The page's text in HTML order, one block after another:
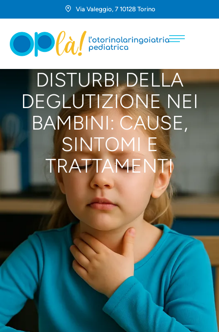
Via Valeggio, 7 10128 Torino
DISTURBI DELLA
DEGLUTIZIONE NEI
BAMBINI: CAUSE,
SINTOMI E
TRATTAMENTI